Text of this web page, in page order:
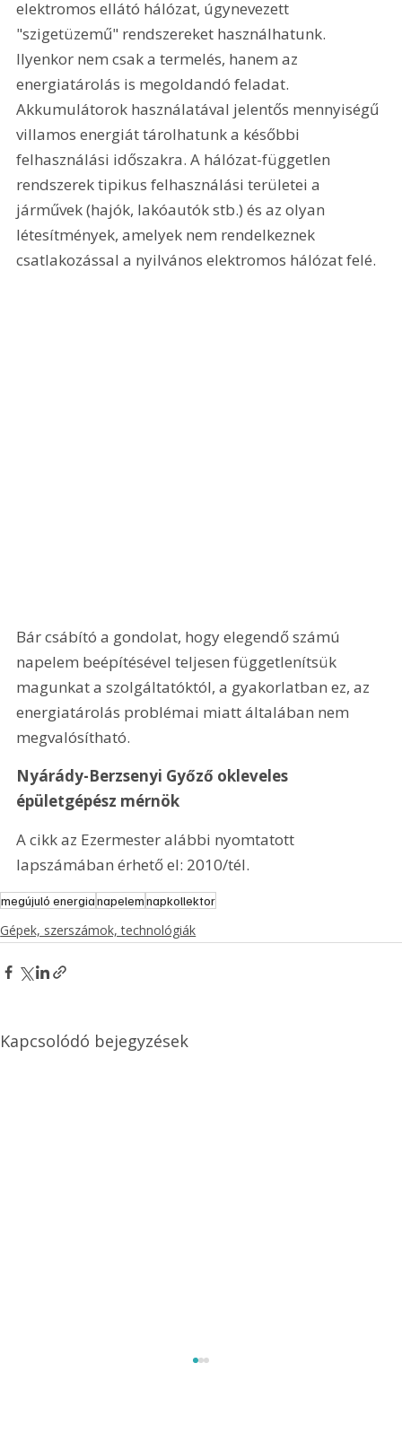
elektromos ellátó hálózat, úgynevezett
"szigetüzemű" rendszereket használhatunk.
Ilyenkor nem csak a termelés, hanem az
energiatárolás is megoldandó feladat.
Akkumulátorok használatával jelentős mennyiségű
villamos energiát tárolhatunk a későbbi
felhasználási időszakra. A hálózat-független
rendszerek tipikus felhasználási területei a
járművek (hajók, lakóautók stb.) és az olyan
létesítmények, amelyek nem rendelkeznek
csatlakozással a nyilvános elektromos hálózat felé.
Bár csábító a gondolat, hogy elegendő számú
napelem beépítésével teljesen függetlenítsük
magunkat a szolgáltatóktól, a gyakorlatban ez, az
energiatárolás problémai miatt általában nem
megvalósítható.
Nyárády-Berzsenyi Győző okleveles
épületgépész mérnök
A cikk az Ezermester alábbi nyomtatott
lapszámában érhető el: 2010/tél.
megújuló energianapelemnapkollektor
Gépek, szerszámok, technológiák
Kapcsolódó bejegyzések